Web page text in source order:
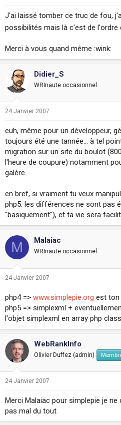
J'ai laissé tomber ce truc de fou,
possibilités mais là c'est de l'ordre
Merci à vous quand même :wink:
Didier_S
WRInaute occasionnel
24 Janvier 2007
euh, même pour un développeur,
toujours été une tannée... à tel
migration sur un site du boulot
l'heure de coupure) notamment
galère.
en bref, si vraiment tu veux
php5: les différences ne sont pas
"basiquement"), et ta vie sera
M Malaiac
WRInaute occasionnel
24 Janvier 2007
php4 => www.simplepie.org est ton
php5 => simplexml +
l'objet simplexml en array php
WebRankInfo
Olivier Duffez (admin)
24 Janvier 2007
Merci Malaiac pour simplepie je
pas mal du tout